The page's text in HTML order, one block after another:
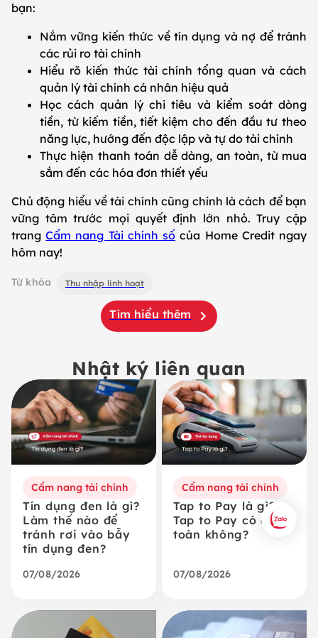
bạn:
Nắm vững kiến thức về tín dụng và nợ để tránh
các rủi ro tài chính
Hiểu rõ kiến thức tài chính tổng quan và cách
quản lý tài chính cá nhân hiệu quả
Học cách quản lý chi tiêu và kiểm soát dòng
tiền, từ kiếm tiền, tiết kiệm cho đến đầu tư theo
năng lực, hướng đến độc lập và tự do tài chính
Thực hiện thanh toán dễ dàng, an toàn, từ mua
sắm đến các hóa đơn thiết yếu
Chủ động hiểu về tài chính cũng chính là cách để bạn
vững tâm trước mọi quyết định lớn nhỏ. Truy cập
trangCẩm nang Tài chính số của Home Credit ngay
hôm nay!
Từ khóa Thu nhập linh hoạt
Tìm hiểu thêm
Nhật ký liên quan
Cẩm nang tài chính
Tín dụng đen là gì?
Làm thế nào để
tránh rơi vào bẫy
tín dụng đen?
07/08/2026
Cẩm nang tài chính
Tap to Pay là gì?
Tap to Pay có an
toàn không?
07/08/2026